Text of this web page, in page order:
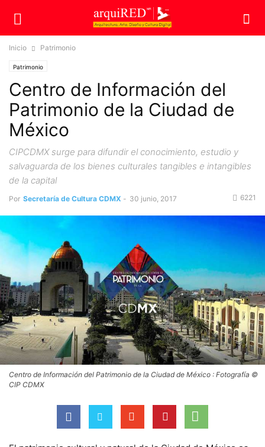
Inicio Patrimonio
Patrimonio
Centro de Información del
Patrimonio de la Ciudad de
México
CIPCDMX surge para difundir el conocimiento, estudio y
salvaguarda de los bienes culturales tangibles e intangibles
de la capital
Por Secretaría de Cultura CDMX - 30 junio, 2017 6221
Centro de Información del Patrimonio de la Ciudad de México : Fotografía ©
CIP CDMX